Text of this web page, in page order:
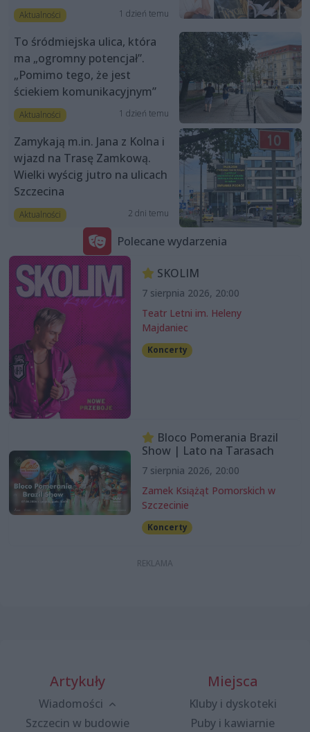
Aktualności 1 dzień temu
To śródmiejska ulica, która
ma „ogromny potencjał”.
„Pomimo tego, że jest
ściekiem komunikacyjnym”
Aktualności 1 dzień temu
Zamykają m.in. Jana z Kolna i
wjazd na Trasę Zamkową.
Wielki wyścig jutro na ulicach
Szczecina
Aktualności 2 dni temu
Polecane wydarzenia
SKOLIM
7 sierpnia 2026, 20:00
Teatr Letni im. Heleny
Majdaniec
Koncerty
Bloco Pomerania Brazil
Show | Lato na Tarasach
7 sierpnia 2026, 20:00
Zamek Książąt Pomorskich w
Szczecinie
Koncerty
Artykuły
Wiadomości
Szczecin w budowie
Miejsca
Kluby i dyskoteki
Puby i kawiarnie